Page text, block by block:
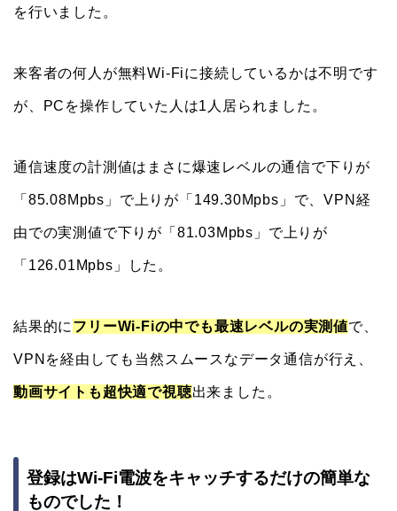
を行いました。
来客者の何人が無料Wi-Fiに接続しているかは不明です
が、PCを操作していた人は1人居られました。
通信速度の計測値はまさに爆速レベルの通信で下りが
「85.08Mpbs」で上りが「149.30Mpbs」で、VPN経
由での実測値で下りが「81.03Mpbs」で上りが
「126.01Mpbs」した。
結果的にフリーWi-Fiの中でも最速レベルの実測値で、
VPNを経由しても当然スムースなデータ通信が行え、
動画サイトも超快適で視聴出来ました。
登録はWi-Fi電波をキャッチするだけの簡単な
ものでした！